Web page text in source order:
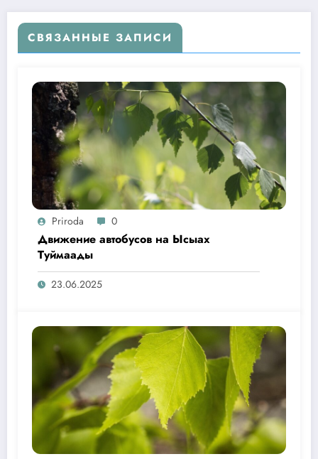
СВЯЗАННЫЕ ЗАПИСИ
Priroda 0
Движение автобусов на Ысыах
Туймаады
23.06.2025